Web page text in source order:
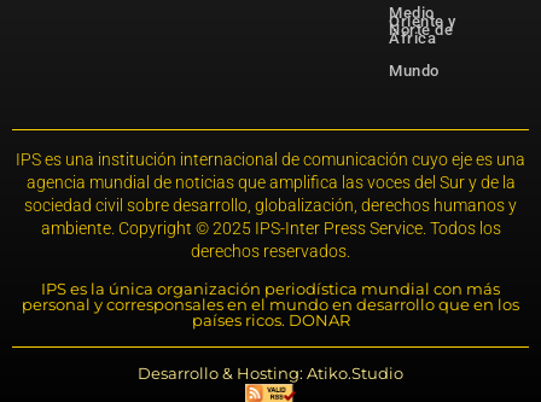
Medio
Oriente y
Norte de
África
Mundo
IPS es una institución internacional de comunicación cuyo eje es una
agencia mundial de noticias que amplifica las voces del Sur y de la
sociedad civil sobre desarrollo, globalización, derechos humanos y
ambiente. Copyright © 2025 IPS-Inter Press Service. Todos los
derechos reservados.
IPS es la única organización periodística mundial con más
personal y corresponsales en el mundo en desarrollo que en los
países ricos. DONAR
Desarrollo & Hosting: Atiko.Studio